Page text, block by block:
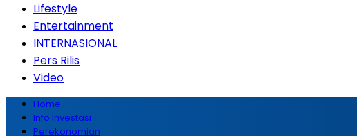
Lifestyle
Entertainment
INTERNASIONAL
Pers Rilis
Video
Home
Info Investasi
Perekonomian